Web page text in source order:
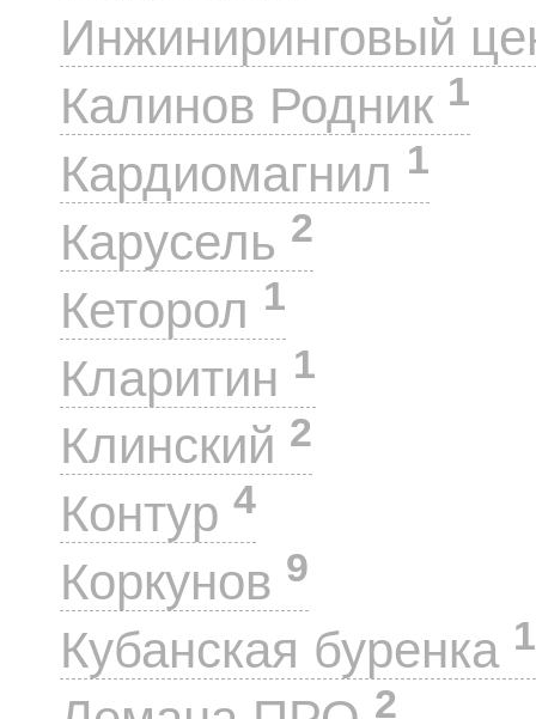
Инжиниринговый
Калинов Родник 1
Кардиомагнил 1
Карусель 2
Кеторол 1
Кларитин 1
Клинский 2
Контур 4
Коркунов 9
Кубанская буренка 1
2